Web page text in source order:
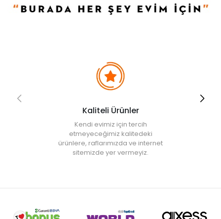
• " Ürün görsellerinde ışık, ortam ve dijital düzenlemelere bağlı
Kaliteli Ürünler
Kendi evimiz için tercih
etmeyeceğimiz kalitedeki
ürünlere, raflarımızda ve internet
sitemizde yer vermeyiz.